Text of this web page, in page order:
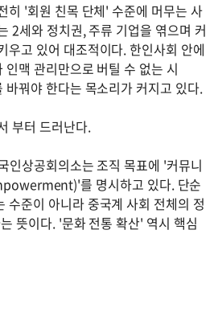
히 '회원 친목 단체' 수준에 머무는 사
2세와 정치권, 주류 기업을 엮으며 커
우고 있어 대조적이다. 한인사회 안에
맥 관리만으로 버틸 수 없는 시
바꿔야 한다는 목소리가 커지고 있다.
부터 드러난다.
인상공회의소는 조직 목표에 '커뮤니
를 명시하고 있다. 단순
수준이 아니라 중국계 사회 전체의 정
뜻이다. '문화 전통 확산' 역시 핵심